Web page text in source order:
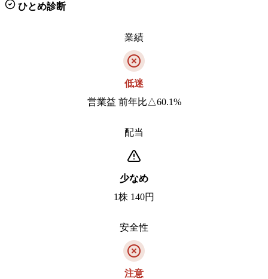
ひとめ診断
業績
低迷
営業益 前年比△60.1%
配当
少なめ
1株 140円
安全性
注意